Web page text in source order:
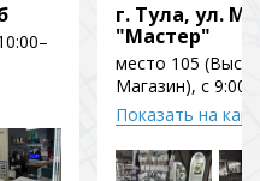
г. Тула, ул.
"Мастер"
место 105
Магазин), с 9:00
Показать на